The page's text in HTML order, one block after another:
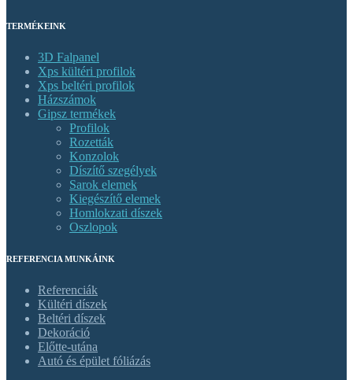
TERMÉKEINK
3D Falpanel
Xps kültéri profilok
Xps beltéri profilok
Házszámok
Gipsz termékek
Profilok
Rozetták
Konzolok
Díszítő szegélyek
Sarok elemek
Kiegészítő elemek
Homlokzati díszek
Oszlopok
REFERENCIA MUNKÁINK
Referenciák
Kültéri díszek
Beltéri díszek
Dekoráció
Előtte-utána
Autó és épület fóliázás